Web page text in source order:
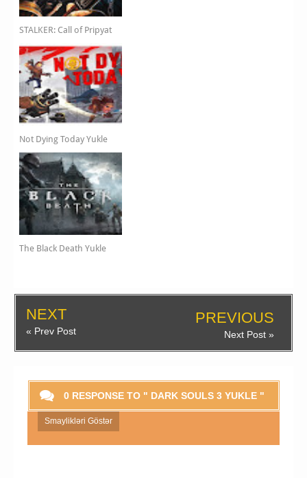
STALKER: Call of Pripyat
Not Dying Today Yukle
The Black Death Yukle
NEXT
« Prev Post
PREVIOUS
Next Post »
0 RESPONSE TO " DARK SOULS 3 YUKLE "
Smaylikləri Göstər